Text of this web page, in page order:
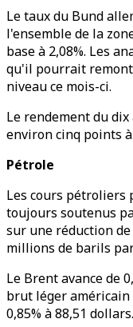
Le taux du Bund
l'ensemble de la
base à 2,08%. Les
qu'il pourrait
niveau ce mois-ci.
Le rendement du
environ cinq points à
Pétrole
Les cours pétroliers
toujours soutenus
sur une réduction
millions de barils
Le Brent avance de
brut léger américain
0,85% à 88,51 dollars.